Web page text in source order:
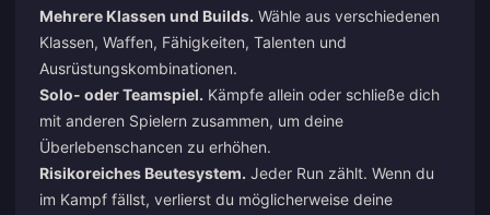
Mehrere Klassen und Builds. Wähle aus verschiedenen
Klassen, Waffen, Fähigkeiten, Talenten und
Ausrüstungskombinationen.
Solo- oder Teamspiel. Kämpfe allein oder schließe dich
mit anderen Spielern zusammen, um deine
Überlebenschancen zu erhöhen.
Risikoreiches Beutesystem. Jeder Run zählt. Wenn du
im Kampf fällst, verlierst du möglicherweise deine